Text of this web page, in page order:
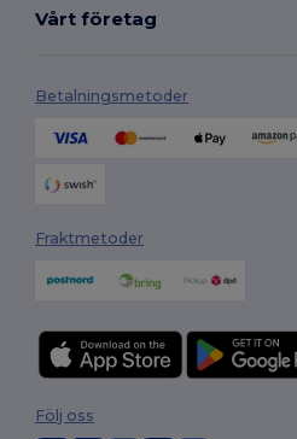
Vårt företag
Betalningsmetoder
Fraktmetoder
Följ oss